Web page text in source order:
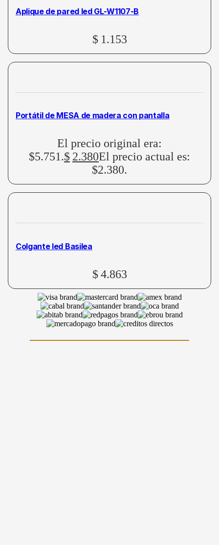
Aplique de pared led GL-W1107-B
$ 1.153
Portátil de MESA de madera con pantalla
El precio original era:
$5.751.$ 2.380El precio actual es:
$2.380.
Colgante led Basilea
$ 4.863